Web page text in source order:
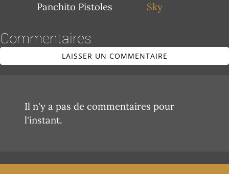
Panchito Pistoles Sky
Commentaires
LAISSER UN COMMENTAIRE
Il n'y a pas de commentaires pour
l'instant.